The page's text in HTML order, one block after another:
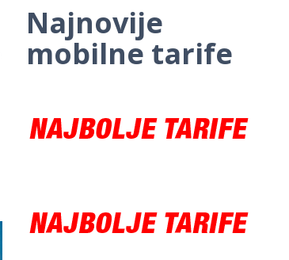
Najnovije
mobilne tarife